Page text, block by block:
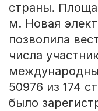
страны.
м. Новая
позволила
числа
50976 из 174
было